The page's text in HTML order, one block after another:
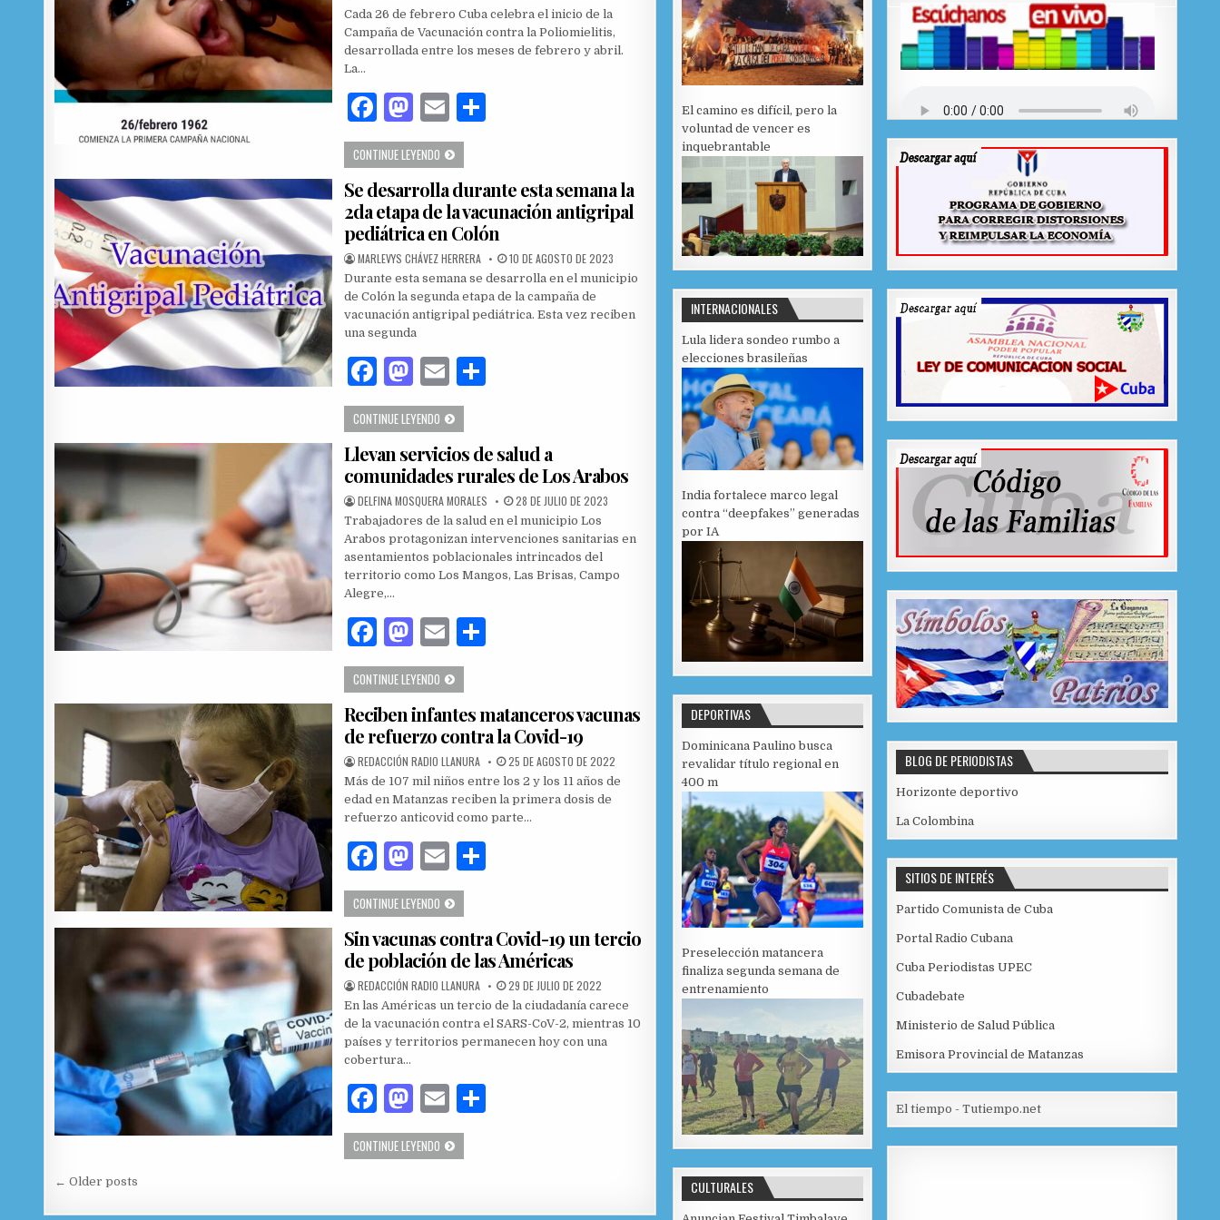
Cada 26 de febrero Cuba celebra el inicio de la
Campaña de Vacunación contra la Poliomielitis,
desarrollada entre los meses de febrero y abril.
La…
F
a
c
e
b
o
o
k
M
as
to
d
o
n
E
m
ai
l
p
ar
ti
r
CONTINUE LEYENDO INICIA EN PERICO CAMPAÑA DE VACUNACIÓN CONTRA LA POLIOMIELITIS
Se desarrolla durante esta semana la
2da etapa de la vacunación antigripal
pediátrica en Colón
AUTHOR:
MARLEVYS CHÁVEZ HERRERA PUBLISHED DATE:
10 DE AGOSTO DE 2023
Durante esta semana se desarrolla en el municipio
de Colón la segunda etapa de la campaña de
vacunación antigripal pediátrica. Esta vez reciben
una segunda
F
a
c
e
b
o
o
k
M
as
to
d
o
n
E
m
ai
l
p
ar
ti
r
CONTINUE LEYENDO SE DESARROLLA DURANTE ESTA SEMANA LA 2DA ETAPA DE LA VACUNACIÓN ANTIGRIPAL PEDIÁTRICA EN COLÓN
Llevan servicios de salud a
comunidades rurales de Los Arabos
AUTHOR:
DELFINA MOSQUERA MORALES PUBLISHED DATE:
28 DE JULIO DE 2023
Trabajadores de la salud en el municipio Los
Arabos protagonizan intervenciones sanitarias en
asentamientos poblacionales intrincados del
territorio como Los Mangos, Las Brisas, Campo
Alegre,…
F
a
c
e
b
o
o
k
M
as
to
d
o
n
E
m
ai
l
p
ar
ti
r
CONTINUE LEYENDO LLEVAN SERVICIOS DE SALUD A COMUNIDADES RURALES DE LOS ARABOS
Reciben infantes matanceros vacunas
de refuerzo contra la Covid-19
AUTHOR:
REDACCIÓN RADIO LLANURA PUBLISHED DATE:
25 DE AGOSTO DE 2022
Más de 107 mil niños entre los 2 y los 11 años de
edad en Matanzas reciben la primera dosis de
refuerzo anticovid como parte…
F
a
c
e
b
o
o
k
M
as
to
d
o
n
E
m
ai
l
p
ar
ti
r
CONTINUE LEYENDO RECIBEN INFANTES MATANCEROS VACUNAS DE REFUERZO CONTRA LA COVID-19
Sin vacunas contra Covid-19 un tercio
de población de las Américas
AUTHOR:
REDACCIÓN RADIO LLANURA PUBLISHED DATE:
29 DE JULIO DE 2022
En las Américas un tercio de la ciudadanía carece
de la vacunación contra el SARS-CoV-2, mientras 10
países y territorios permanecen hoy con una
cobertura…
F
a
c
M
as
to
E
m
ai
CONTINUE LEYENDO SIN VACUNAS CONTRA COVID-19 UN TERCIO DE POBLACIÓN DE LAS AMÉRICAS
Navegación de entradas
← Older posts
El camino es difícil, pero la
voluntad de vencer es
inquebrantable
INTERNACIONALES
Lula lidera sondeo rumbo a
elecciones brasileñas
India fortalece marco legal
contra “deepfakes” generadas
por IA
DEPORTIVAS
Dominicana Paulino busca
revalidar título regional en
400 m
Preselección matancera
finaliza segunda semana de
entrenamiento
CULTURALES
BLOG DE PERIODISTAS
Horizonte deportivo
La Colombina
SITIOS DE INTERÉS
Partido Comunista de Cuba
Portal Radio Cubana
Cuba Periodistas UPEC
Cubadebate
Ministerio de Salud Pública
Emisora Provincial de Matanzas
El tiempo - Tutiempo.net